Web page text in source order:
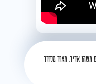
משהו אדיר, מאוד מסודר